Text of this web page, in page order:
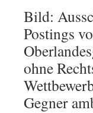
Bild:
Postings
ohne
Gegner